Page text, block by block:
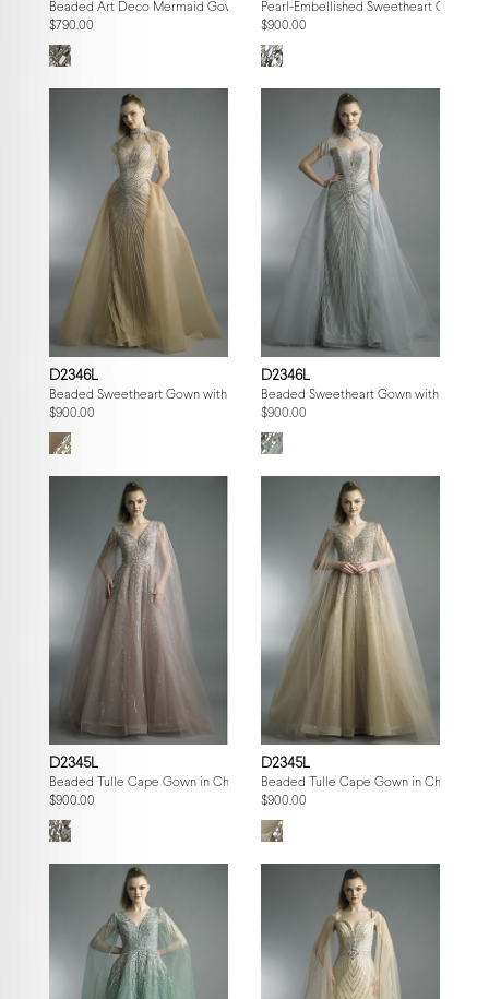
Beaded Art Deco Mermaid Gown
$790.00
Pearl-Embellished Sweetheart Gown
$900.00
D2346L
Beaded Sweetheart Gown with Fringe Capelet
$900.00
D2346L
Beaded Sweetheart Gown with Fringe
$900.00
D2345L
Beaded Tulle Cape Gown in Champagne
$900.00
D2345L
Beaded Tulle Cape Gown in
$900.00